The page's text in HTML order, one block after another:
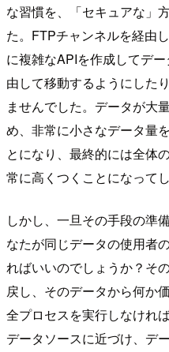
な習慣を、「セキュアな」
た。FTPチャンネルを経由
に複雑なAPIを作成してデ
由して移動するようにした
ませんでした。データが大
め、非常に小さなデータ量
とになり、最終的には全体
常に高くつくことになってし
しかし、一旦その手段の準
なたが同じデータの使用者
ればいいのでしょうか？そ
戻し、そのデータから何か
全プロセスを実行しなけれ
データソースに近づけ、デ